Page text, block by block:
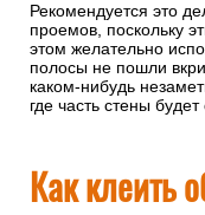
Рекомендуется это
проемов, поскольку
этом желательно
полосы не пошли
каком-нибудь
где часть стены
Как клеить